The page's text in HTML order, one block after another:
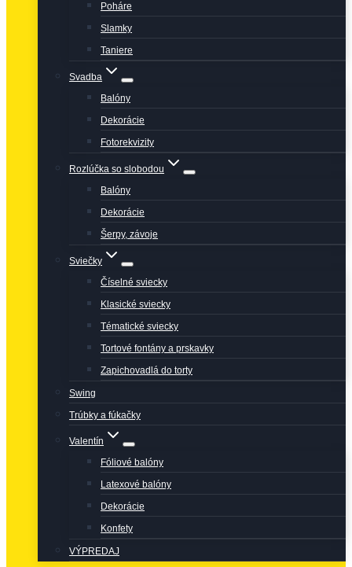
Poháre
Slamky
Taniere
Svadba
Balóny
Dekorácie
Fotorekvizity
Rozlúčka so slobodou
Balóny
Dekorácie
Šerpy, závoje
Sviečky
Číselné sviecky
Klasické sviecky
Tématické sviecky
Tortové fontány a prskavky
Zapichovadlá do torty
Swing
Trúbky a fúkačky
Valentín
Fóliové balóny
Latexové balóny
Dekorácie
Konfety
VÝPREDAJ